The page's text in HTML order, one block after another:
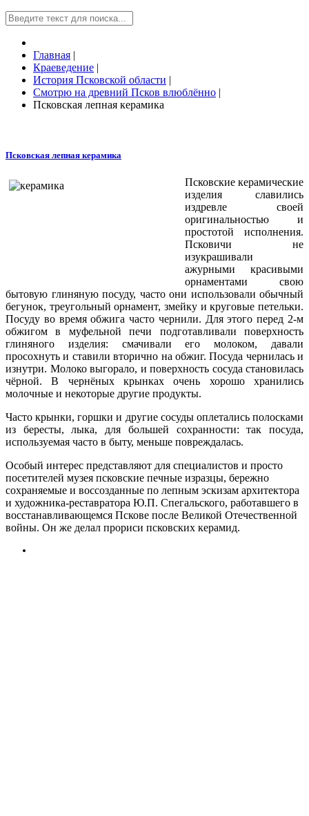
Главная |
Краеведение |
История Псковской области |
Смотрю на древний Псков влюблённо |
Псковская лепная керамика
Псковская лепная керамика
Псковские керамические
изделия славились
издревле своей
оригинальностью и
простотой исполнения.
Псковичи не
изукрашивали
ажурными красивыми
орнаментами свою
бытовую глиняную посуду, часто они использовали обычный
бегунок, треугольный орнамент, змейку и круговые петельки.
Посуду во время обжига часто чернили. Для этого перед 2-м
обжигом в муфельной печи подготавливали поверхность
глиняного изделия: смачивали его молоком, давали
просохнуть и ставили вторично на обжиг. Посуда чернилась и
изнутри. Молоко выгорало, и поверхность сосуда становилась
чёрной. В чернёных крынках очень хорошо хранились
молочные и некоторые другие продукты.
Часто крынки, горшки и другие сосуды оплетались полосками
из бересты, лыка, для большей сохранности: так посуда,
используемая часто в быту, меньше повреждалась.
Особый интерес представляют для специалистов и просто
посетителей музея псковские печные изразцы, бережно
сохраняемые и воссозданные по лепным эскизам архитектора
и художника-реставратора Ю.П. Спегальского, работавшего в
восстанавливающемся Пскове после Великой Отечественной
войны. Он же делал прориси псковских керамид.